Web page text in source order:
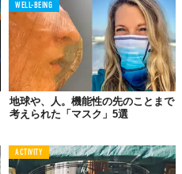
WELL-BEING
地球や、人。機能性の先のことまで
考えられた「マスク」5選
ACTIVITY